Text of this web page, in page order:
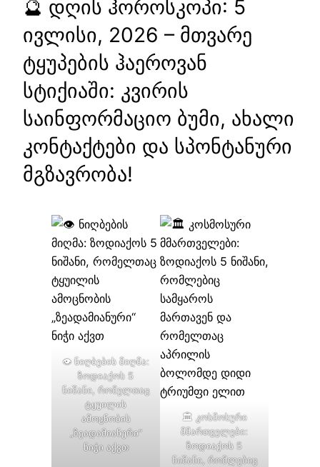
🔮 დღის ჰოროსკოპი: 5
ივლისი, 2026 – მთვარე
ტყუპების ჰაეროვან
სტიქიაში: კვირის
საინფორმაციო ბუმი, ახალი
კონტაქტები და სპონტანური
მგზავრობა!
👁️ ნიღბების მიღმა:
ზოდიაქოს 5
ნიშანი, რომელთაც
ტყუილის
ამოცნობის
„ზეადამიანური“
ნიჭი აქვთ
🏛️ კოსმოსური
მმართველები:
ზოდიაქოს 5
ნიშანი, რომლებიც